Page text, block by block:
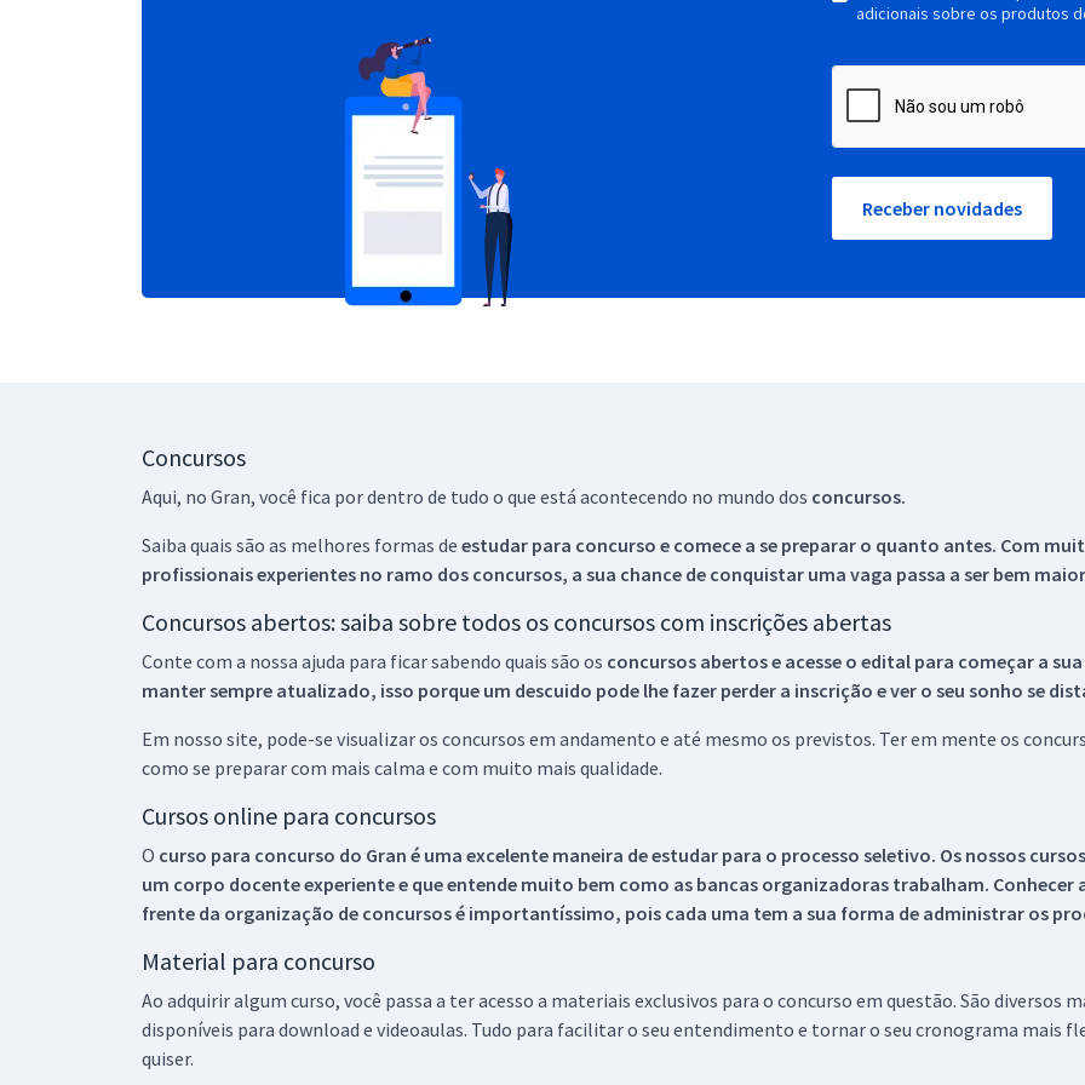
adicionais sobre os produtos
Receber novidades
Concursos
Aqui, no Gran, você fica por dentro de tudo o que está acontecendo no mundo dos concursos.
Saiba quais são as melhores formas de estudar para concurso e comece a se preparar o quanto antes. Com
profissionais experientes no ramo dos concursos, a sua chance de conquistar uma vaga passa a ser bem
Concursos abertos: saiba sobre todos os concursos com inscrições abertas
Conte com a nossa ajuda para ficar sabendo quais são os concursos abertos e acesse o edital para começar a
manter sempre atualizado, isso porque um descuido pode lhe fazer perder a inscrição e ver o seu sonho se
Em nosso site, pode-se visualizar os concursos em andamento e até mesmo os previstos. Ter em mente os
como se preparar com mais calma e com muito mais qualidade.
Cursos online para concursos
O curso para concurso do Gran é uma excelente maneira de estudar para o processo seletivo. Os nossos
um corpo docente experiente e que entende muito bem como as bancas organizadoras trabalham.
frente da organização de concursos é importantíssimo, pois cada uma tem a sua forma de administrar os
Material para concurso
Ao adquirir algum curso, você passa a ter acesso a materiais exclusivos para o concurso em questão. São
disponíveis para download e videoaulas. Tudo para facilitar o seu entendimento e tornar o seu cronograma mais
quiser.